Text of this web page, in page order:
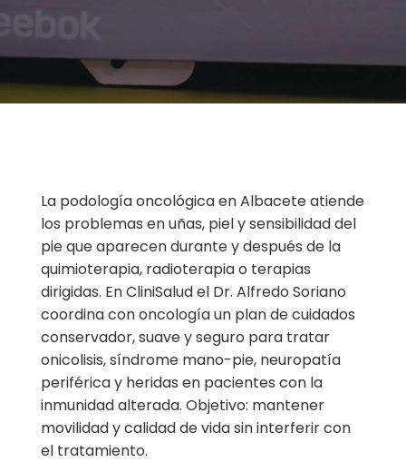
La podología oncológica en Albacete atiende
los problemas en uñas, piel y sensibilidad del
pie que aparecen durante y después de la
quimioterapia, radioterapia o terapias
dirigidas. En CliniSalud el Dr. Alfredo Soriano
coordina con oncología un plan de cuidados
conservador, suave y seguro para tratar
onicolisis, síndrome mano-pie, neuropatía
periférica y heridas en pacientes con la
inmunidad alterada. Objetivo: mantener
movilidad y calidad de vida sin interferir con
el tratamiento.